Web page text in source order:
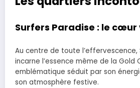
Surfers Paradise : le
Au centre de toute l’effervescence,
incarne l’essence même de la Gold
emblématique séduit par son
son atmosphère festive.